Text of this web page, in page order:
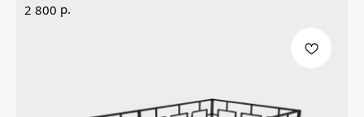
2 800 р.